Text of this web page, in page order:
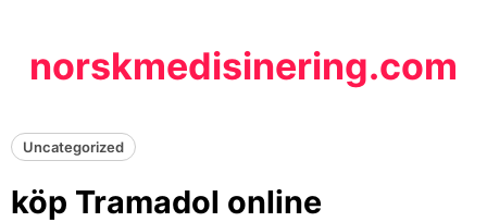
contentnorskmedisinering.com
Uncategorized
köp Tramadol online